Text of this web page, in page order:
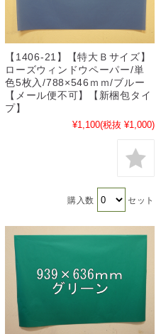
【1406-21】【特大Ｂサイズ】
ローズウィンドウペーパー/単
色5枚入/788×546ｍｍ/ブルー
【メール便不可】【新梱包タイ
プ】
¥1,100(税抜 ¥1,000)
購入数 セット